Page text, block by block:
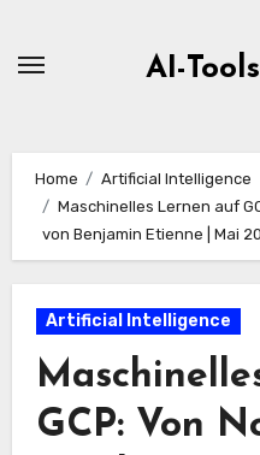
AI-
Home
Artificial Intelligence
Maschinelles Lernen auf
von Benjamin Etienne | Mai
Artificial Intelligence
GCP: Von